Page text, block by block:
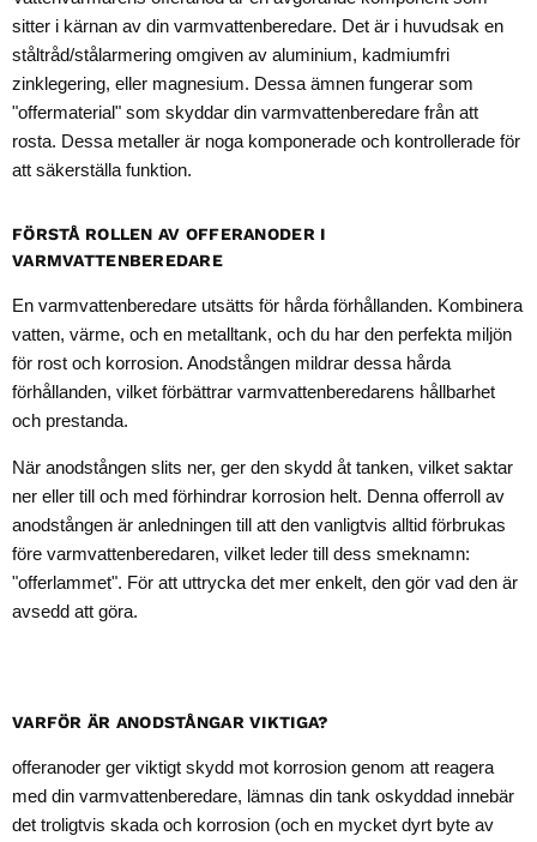
sitter i kärnan av din varmvattenberedare. Det är i huvudsak en
ståltråd/stålarmering omgiven av aluminium, kadmiumfri
zinklegering, eller magnesium. Dessa ämnen fungerar som
"offermaterial" som skyddar din varmvattenberedare från att
rosta. Dessa metaller är noga komponerade och kontrollerade för
att säkerställa funktion.
FÖRSTÅ ROLLEN AV OFFERANODER I
VARMVATTENBEREDARE
En varmvattenberedare utsätts för hårda förhållanden. Kombinera
vatten, värme, och en metalltank, och du har den perfekta miljön
för rost och korrosion. Anodstången mildrar dessa hårda
förhållanden, vilket förbättrar varmvattenberedarens hållbarhet
och prestanda.
När anodstången slits ner, ger den skydd åt tanken, vilket saktar
ner eller till och med förhindrar korrosion helt. Denna offerroll av
anodstången är anledningen till att den vanligtvis alltid förbrukas
före varmvattenberedaren, vilket leder till dess smeknamn:
"offerlammet". För att uttrycka det mer enkelt, den gör vad den är
avsedd att göra.
VARFÖR ÄR ANODSTÅNGAR VIKTIGA?
offeranoder ger viktigt skydd mot korrosion genom att reagera
med din varmvattenberedare, lämnas din tank oskyddad innebär
det troligtvis skada och korrosion (och en mycket dyrt byte av